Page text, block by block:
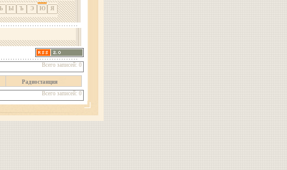
Ь Ы Ъ Э Ю Я
Всего записей: 0
Радиостанция
Всего записей: 0